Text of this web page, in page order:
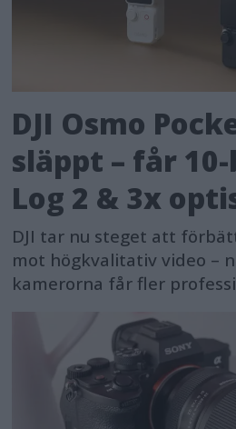
DJI Osmo
släppt – får
Log 2 & 3x
DJI tar nu steget att
mot högkvalitativ video –
kamerorna får fler